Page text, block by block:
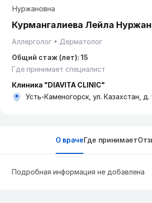
Курмангалиева Лейла
Аллерголог
Дерматолог
Общий стаж (лет): 15
Где принимает специалист
Клиника "DIAVITA CLINIC"
Усть-Каменогорск, ул. Казахстан,
О врачеГде принимает
Подробная информация не добавлена